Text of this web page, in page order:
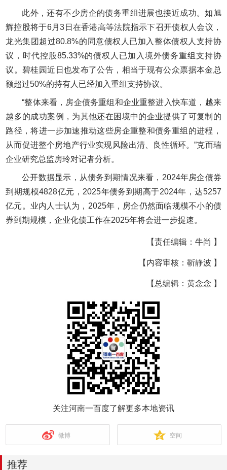
此外，还有不少房企的债务重组进展也接近成功。如旭
辉控股将于6月3日在香港高等法院指示下召开债权人会议，
龙光集团超过80.8%的同意债权人已加入整体债权人支持协
议，时代控股85.33%的债权人已加入境外债务重组支持协
议。碧桂园近日也发布了公告，相当于现有公众票据本金总
额超过50%的持有人已经加入重组支持协议。
“整体来看，房企债务重组和企业重整进入快车道，越来
越多的成功案例，为其他还在困境中的企业提供了可复制的
路径，将进一步加速推动这些房企重整和债务重组的进程，
从而促进整个房地产行业实现风险出清、良性循环。”克而瑞
企业研究总监房玲对记者分析。
公开数据显示，从债务到期情况来看，2024年房企债券
到期规模4828亿元，2025年债务到期高于2024年，达5257
亿元。业内人士认为，2025年，房企仍然面临规模不小的债
券到期规模，企业化债工作在2025年将会进一步提速。
【责任编辑：牛尚 】
【内容审核：靳静波 】
【总编辑：黄念念 】
关注河南一百度了解更多本地资讯
微博 空间
推荐